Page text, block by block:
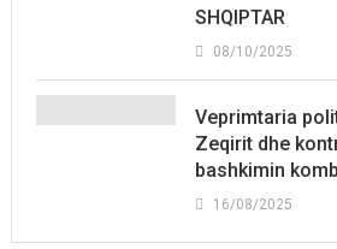
SHQIPTAR
08/10/2025
Veprimtaria
Zeqirit dhe
bashkimin
16/08/2025